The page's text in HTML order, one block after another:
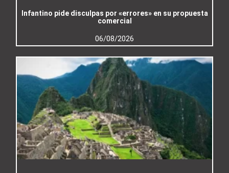
Infantino pide disculpas por «errores» en su propuesta
comercial
06/08/2026